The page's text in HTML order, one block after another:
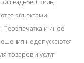
свадьбе. Стиль,
объектами
Перепечатка и иное
не допускаются
товаров и услуг